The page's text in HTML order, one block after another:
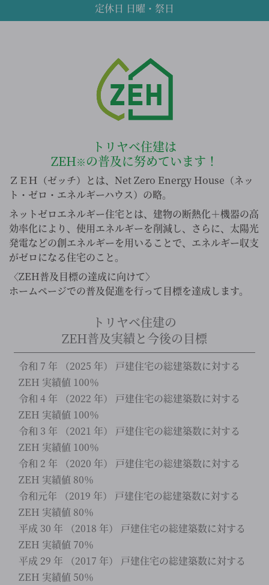
定休日 日曜・祭日
トリヤベ住建は
ZEH※の普及に努めています！
ＺＥＨ（ゼッチ）とは、Net Zero Energy House（ネッ
ト・ゼロ・エネルギーハウス）の略。
ネットゼロエネルギー住宅とは、建物の断熱化＋機器の高
効率化により、使用エネルギーを削減し、さらに、太陽光
発電などの創エネルギーを用いることで、エネルギー収支
がゼロになる住宅のこと。
〈ZEH普及目標の達成に向けて〉
ホームページでの普及促進を行って目標を達成します。
トリヤベ住建の
ZEH普及実績と今後の目標
令和 7 年 （2025 年） 戸建住宅の総建築数に対する
ZEH 実績値 100％
令和 4 年 （2022 年） 戸建住宅の総建築数に対する
ZEH 実績値 100％
令和 3 年 （2021 年） 戸建住宅の総建築数に対する
ZEH 実績値 100％
令和 2 年 （2020 年） 戸建住宅の総建築数に対する
ZEH 実績値 80％
令和元年 （2019 年） 戸建住宅の総建築数に対する
ZEH 実績値 80％
平成 30 年 （2018 年） 戸建住宅の総建築数に対する
ZEH 実績値 70％
平成 29 年 （2017 年） 戸建住宅の総建築数に対する
ZEH 実績値 50％